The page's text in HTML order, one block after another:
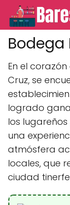
Bodega
En el
Cruz, se
logrado
los
una
atmósfera
locales, que
ciudad